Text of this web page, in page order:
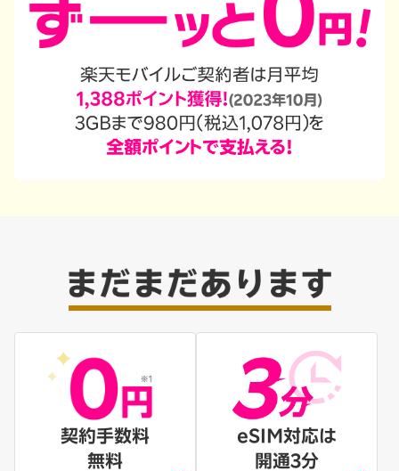
契約手数料
無料
eSIM対応は
開通3分